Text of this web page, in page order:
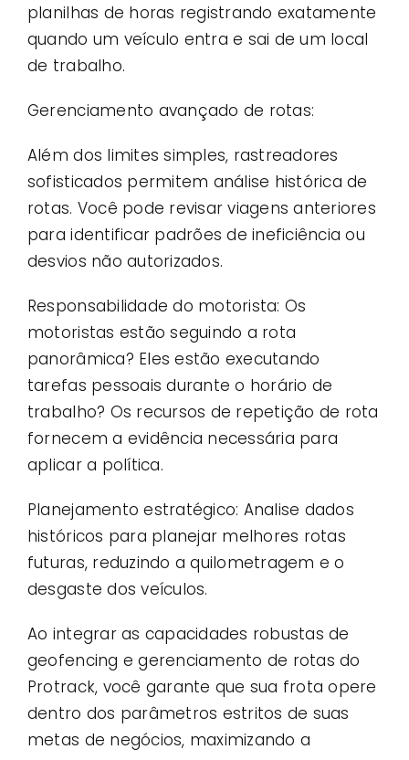
planilhas de horas registrando exatamente
quando um veículo entra e sai de um local
de trabalho.
Gerenciamento avançado de rotas:
Além dos limites simples, rastreadores
sofisticados permitem análise histórica de
rotas. Você pode revisar viagens anteriores
para identificar padrões de ineficiência ou
desvios não autorizados.
Responsabilidade do motorista: Os
motoristas estão seguindo a rota
panorâmica? Eles estão executando
tarefas pessoais durante o horário de
trabalho? Os recursos de repetição de rota
fornecem a evidência necessária para
aplicar a política.
Planejamento estratégico: Analise dados
históricos para planejar melhores rotas
futuras, reduzindo a quilometragem e o
desgaste dos veículos.
Ao integrar as capacidades robustas de
geofencing e gerenciamento de rotas do
Protrack, você garante que sua frota opere
dentro dos parâmetros estritos de suas
metas de negócios, maximizando a